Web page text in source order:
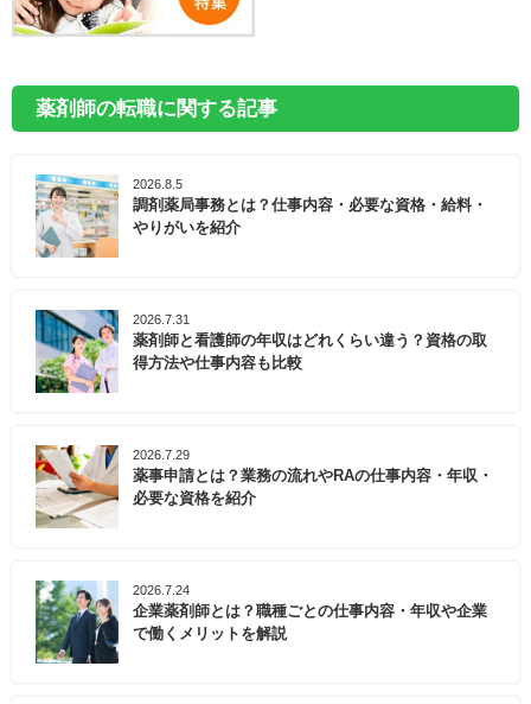
薬剤師の転職に関する記事
2026.8.5
調剤薬局事務とは？仕事内容・必要な資格・給料・
やりがいを紹介
2026.7.31
薬剤師と看護師の年収はどれくらい違う？資格の取
得方法や仕事内容も比較
2026.7.29
薬事申請とは？業務の流れやRAの仕事内容・年収・
必要な資格を紹介
2026.7.24
企業薬剤師とは？職種ごとの仕事内容・年収や企業
で働くメリットを解説